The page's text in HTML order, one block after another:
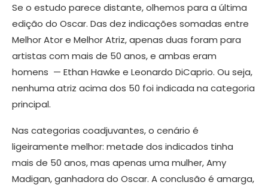
Se o estudo parece distante, olhemos para a última
edição do Oscar. Das dez indicações somadas entre
Melhor Ator e Melhor Atriz, apenas duas foram para
artistas com mais de 50 anos, e ambas eram
homens — Ethan Hawke e Leonardo DiCaprio. Ou seja,
nenhuma atriz acima dos 50 foi indicada na categoria
principal.
Nas categorias coadjuvantes, o cenário é
ligeiramente melhor: metade dos indicados tinha
mais de 50 anos, mas apenas uma mulher, Amy
Madigan, ganhadora do Oscar. A conclusão é amarga,